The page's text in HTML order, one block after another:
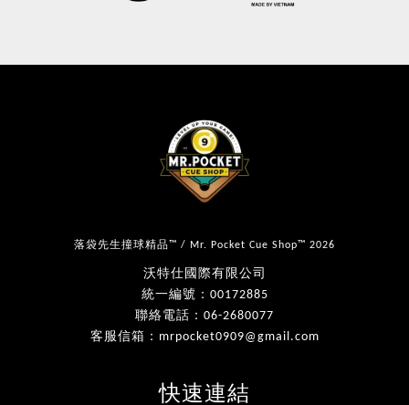
落袋先生撞球精品™ / Mr. Pocket Cue Shop™ 2026
沃特仕國際有限公司
統一編號：00172885
聯絡電話：06-2680077
客服信箱：mrpocket0909@gmail.com
快速連結